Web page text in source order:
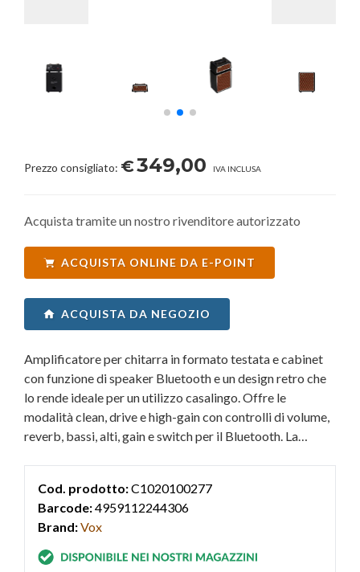
Prezzo consigliato: €349,00 IVA INCLUSA
Acquista tramite un nostro rivenditore autorizzato
ACQUISTA ONLINE DA E-POINT
ACQUISTA DA NEGOZIO
Amplificatore per chitarra in formato testata e cabinet
con funzione di speaker Bluetooth e un design retro che
lo rende ideale per un utilizzo casalingo. Offre le
modalità clean, drive e high-gain con controlli di volume,
reverb, bassi, alti, gain e switch per il Bluetooth. La
alimentato a batteria, mentre il cabinet ha un cono da 4".
Cod. prodotto:C1020100277
Barcode:4959112244306
Brand:Vox